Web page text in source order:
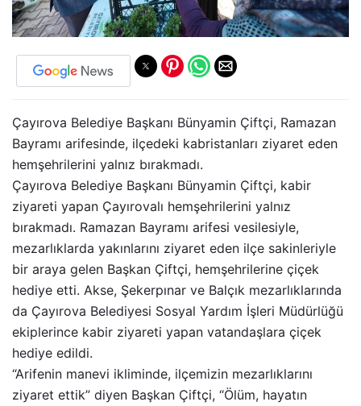
Çayırova Belediye Başkanı Bünyamin Çiftçi, Ramazan
Bayramı arifesinde, ilçedeki kabristanları ziyaret eden
hemşehrilerini yalnız bırakmadı.
Çayırova Belediye Başkanı Bünyamin Çiftçi, kabir
ziyareti yapan Çayırovalı hemşehrilerini yalnız
bırakmadı. Ramazan Bayramı arifesi vesilesiyle,
mezarlıklarda yakınlarını ziyaret eden ilçe sakinleriyle
bir araya gelen Başkan Çiftçi, hemşehrilerine çiçek
hediye etti. Akse, Şekerpınar ve Balçık mezarlıklarında
da Çayırova Belediyesi Sosyal Yardım İşleri Müdürlüğü
ekiplerince kabir ziyareti yapan vatandaşlara çiçek
hediye edildi.
“Arifenin manevi ikliminde, ilçemizin mezarlıklarını
ziyaret ettik” diyen Başkan Çiftçi, “Ölüm, hayatın